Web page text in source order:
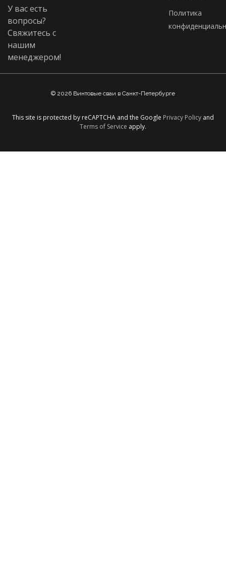
У вас есть
вопросы?
Свяжитесь с
нашим
менеджером!
Политика
© 2026 Винтовые сваи в Санкт-Петербурге
This site is protected by reCAPTCHA and the Google Privacy Policy and
Terms of Service apply.